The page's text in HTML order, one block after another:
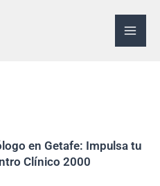
en Getafe: Impulsa tu
Clínico 2000